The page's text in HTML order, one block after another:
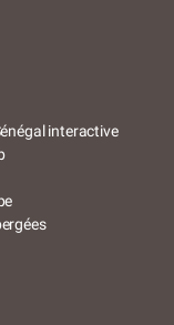
interactive